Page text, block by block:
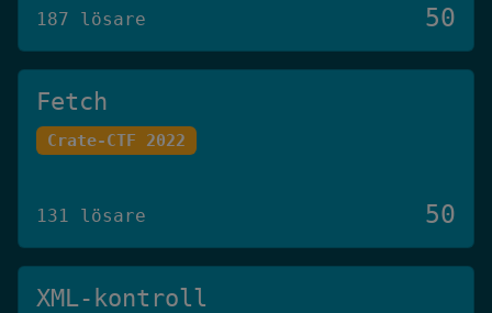
187 lösare 50
Fetch
Crate-CTF 2022
131 lösare 50
XML-kontroll